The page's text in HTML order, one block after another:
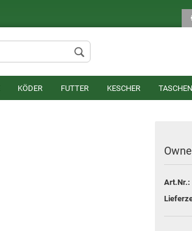
Lieferland
Konto erstellen
Passwort
KÖDER FUTTER KESCHER TASCHEN
Art.Nr.: